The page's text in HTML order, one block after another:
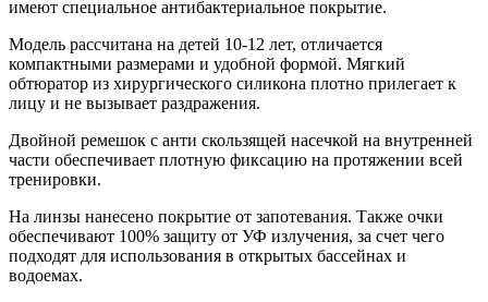
имеют специальное антибактериальное покрытие.
Модель рассчитана на детей 10-12 лет, отличается
компактными размерами и удобной формой. Мягкий
обтюратор из хирургического силикона плотно прилегает к
лицу и не вызывает раздражения.
Двойной ремешок с анти скользящей насечкой на внутренней
части обеспечивает плотную фиксацию на протяжении всей
тренировки.
На линзы нанесено покрытие от запотевания. Также очки
обеспечивают 100% защиту от УФ излучения, за счет чего
подходят для использования в открытых бассейнах и
водоемах.